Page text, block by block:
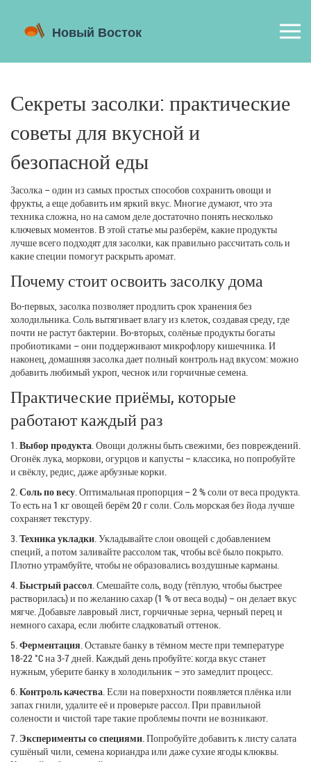
Секреты засолки: практические
советы для вкусной и
безопасной еды
Засолка – один из самых простых способов сохранить овощи и
фрукты, а еще добавить им яркий вкус. Многие думают, что эта
техника сложна, но на самом деле достаточно понять несколько
ключевых моментов. В этой статье мы разберём, какие продукты
лучше всего подходят для засолки, как правильно рассчитать соль и
какие специи помогут раскрыть аромат.
Почему стоит освоить засолку дома
Во-первых, засолка позволяет продлить срок хранения без
холодильника. Соль вытягивает влагу из клеток, создавая среду, где
почти не растут бактерии. Во-вторых, солёные продукты богаты
пробиотиками – они поддерживают микрофлору кишечника. И
наконец, домашняя засолка дает полный контроль над вкусом: можно
добавить любимый укроп, чеснок или горчичные семена.
Практические приёмы, которые
работают каждый раз
1. Выбор продукта . Овощи должны быть свежими, без повреждений.
Огонёк лука, моркови, огурцов и капусты – классика, но попробуйте
и свёклу, редис, даже арбузные корки.
2. Соль по весу . Оптимальная пропорция – 2 % соли от веса продукта.
То есть на 1 кг овощей берём 20 г соли. Соль морская без йода лучше
сохраняет текстуру.
3. Техника укладки . Укладывайте слои овощей с добавлением
специй, а потом заливайте рассолом так, чтобы всё было покрыто.
Плотно утрамбуйте, чтобы не образовались воздушные карманы.
4. Быстрый рассол . Смешайте соль, воду (тёплую, чтобы быстрее
растворилась) и по желанию сахар (1 % от веса воды) – он делает вкус
мягче. Добавьте лавровый лист, горчичные зерна, черный перец и
немного сахара, если любите сладковатый оттенок.
5. Ферментация . Оставьте банку в тёмном месте при температуре
18‑22 °C на 3‑7 дней. Каждый день пробуйте: когда вкус станет
нужным, уберите банку в холодильник – это замедлит процесс.
6. Контроль качества . Если на поверхности появляется плёнка или
запах гнили, удалите её и проверьте рассол. При правильной
солености и чистой таре такие проблемы почти не возникают.
7. Эксперименты со специями . Попробуйте добавить к листу салата
сушёный чили, семена кориандра или даже сухие ягоды клюквы.